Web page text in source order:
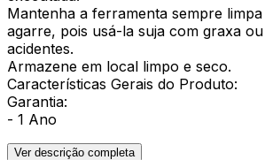
Mantenha a ferramenta sempre
agarre, pois usá-la suja com graxa
acidentes.
Armazene em local limpo e seco.
Características Gerais do Produto:
Garantia:
- 1 Ano
Ver descrição completa